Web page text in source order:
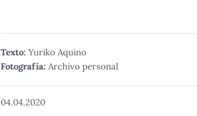
Texto: Yuriko Aquino
Fotografía: Archivo personal
04.04.2020